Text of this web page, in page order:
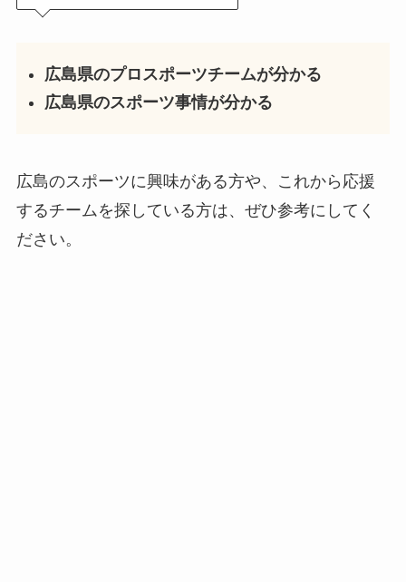
広島県のプロスポーツチームが分かる
広島県のスポーツ事情が分かる
広島のスポーツに興味がある方や、これから応援
するチームを探している方は、ぜひ参考にしてく
ださい。